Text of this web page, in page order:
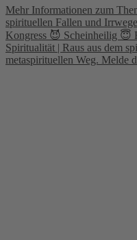
Mehr Informationen zum
spirituellen Fallen und
Kongress 😈 Scheinheilig 😇
Spiritualität | Raus aus dem
metaspirituellen Weg. Melde